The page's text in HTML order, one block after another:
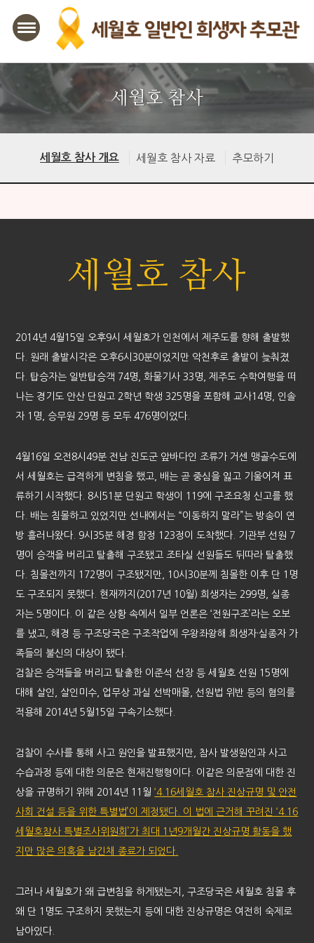
세월호 참사
세월호 참사 개요 세월호 참사 자료 추모하기
세월호 참사
2014년 4월15일 오후9시 세월호가 인천에서 제주도를 향해 출발했
다. 원래 출발시각은 오후6시30분이었지만 악천후로 출발이 늦춰졌
다. 탑승자는 일반탑승객 74명, 화물기사 33명, 제주도 수학여행을 떠
나는 경기도 안산 단원고 2학년 학생 325명을 포함해 교사14명, 인솔
자 1명, 승무원 29명 등 모두 476명이었다.
4월16일 오전8시49분 전남 진도군 앞바다인 조류가 거센 맹골수도에
서 세월호는 급격하게 변침을 했고, 배는 곧 중심을 잃고 기울어져 표
류하기 시작했다. 8시51분 단원고 학생이 119에 구조요청 신고를 했
다. 배는 침몰하고 있었지만 선내에서는 “이동하지 말라”는 방송이 연
방 흘러나왔다. 9시35분 해경 함정 123정이 도착했다. 기관부 선원 7
명이 승객을 버리고 탈출해 구조됐고 조타실 선원들도 뒤따라 탈출했
다. 침몰전까지 172명이 구조됐지만, 10시30분께 침몰한 이후 단 1명
도 구조되지 못했다. 현재까지(2017년 10월) 희생자는 299명, 실종
자는 5명이다. 이 같은 상황 속에서 일부 언론은 ‘전원구조’라는 오보
를 냈고, 해경 등 구조당국은 구조작업에 우왕좌왕해 희생자·실종자 가
족들의 불신의 대상이 됐다.
검찰은 승객들을 버리고 탈출한 이준석 선장 등 세월호 선원 15명에
대해 살인, 살인미수, 업무상 과실 선박매몰, 선원법 위반 등의 혐의를
적용해 2014년 5월15일 구속기소했다.
검찰이 수사를 통해 사고 원인을 발표했지만, 참사 발생원인과 사고
수습과정 등에 대한 의문은 현재진행형이다. 이같은 의문점에 대한 진
상을 규명하기 위해 2014년 11월‘4.16세월호 참사 진상규명 및 안전
사회 건설 등을 위한 특별법’이 제정됐다. 이 법에 근거해 꾸려진 ‘4.16
세월호참사 특별조사위원회’가 최대 1년9개월간 진상규명 활동을 했
지만 많은 의혹을 남긴채 종료가 되었다.
그러나 세월호가 왜 급변침을 하게됐는지, 구조당국은 세월호 침몰 후
왜 단 1명도 구조하지 못했는지 등에 대한 진상규명은 여전히 숙제로
남아있다.